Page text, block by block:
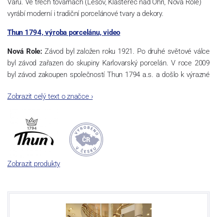
Varů. Ve třech továrnách (Lesov, Klášterec nad Ohří, Nová Role)
vyrábí moderní i tradiční porcelánové tvary a dekory.
Thun 1794, výroba porcelánu, video
Nová Role: Závod byl založen roku 1921. Po druhé světové válce
byl závod zařazen do skupiny Karlovarský porcelán. V roce 2009
byl závod zakoupen společností Thun 1794 a.s. a došlo k výrazné
společnosti a v jejím areálu jsou umístěny i provoz servis a výroba
a ve své výrobě navazuje na více jak 220-letou tradici výroby
porcelánu. Kapacita tohoto závodu je 3.500 - 4.000 tun ročně,
závod je vybaven moderními technologickými zařízeními -
isostatické lisy, tlakové lití, glazovací komplex, rychlovýpalná pec,
komorová pec, vtavná dekorační pec. Závod nabízí své výrobky jak
Zobrazit celý text o značce›
Zobrazit produkty